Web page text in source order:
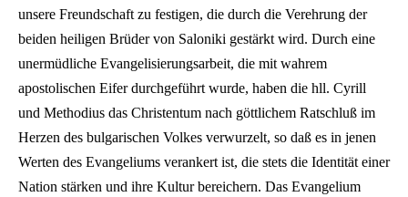
unsere Freundschaft zu festigen, die durch die Verehrung der
beiden heiligen Brüder von Saloniki gestärkt wird. Durch eine
unermüdliche Evangelisierungsarbeit, die mit wahrem
apostolischen Eifer durchgeführt wurde, haben die hll. Cyrill
und Methodius das Christentum nach göttlichem Ratschluß im
Herzen des bulgarischen Volkes verwurzelt, so daß es in jenen
Werten des Evangeliums verankert ist, die stets die Identität einer
Nation stärken und ihre Kultur bereichern. Das Evangelium